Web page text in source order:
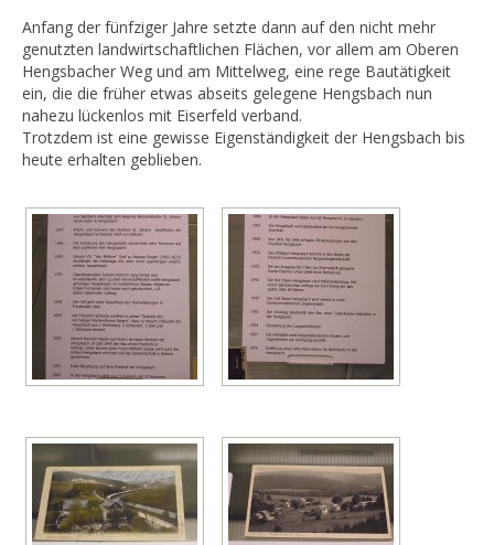
Anfang der fünfziger Jahre setzte dann auf den nicht mehr
genutzten landwirtschaftlichen Flächen, vor allem am Oberen
Hengsbacher Weg und am Mittelweg, eine rege Bautätigkeit
ein, die die früher etwas abseits gelegene Hengsbach nun
nahezu lückenlos mit Eiserfeld verband.
Trotzdem ist eine gewisse Eigenständigkeit der Hengsbach bis
heute erhalten geblieben.